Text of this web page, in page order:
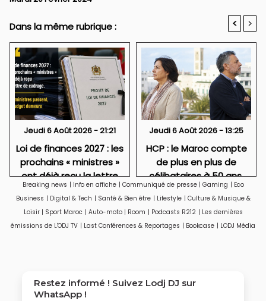
Dans la même rubrique : < >
Jeudi 6 Août 2026 - 21:21
Loi de finances 2027 : les
prochains « ministres »
ont déjà reçu la lettre
de cadrage
Jeudi 6 Août 2026 - 13:25
HCP : le Maroc compte
de plus en plus de
célibataires à 50 ans,
particulièrement des
femmes
Breaking news | Info en affiche | Communiqué de presse | Gaming | Eco
Business | Digital & Tech | Santé & Bien être | Lifestyle | Culture & Musique &
Loisir | Sport Maroc | Auto-moto | Room | Podcasts R212 | Les dernières
émissions de L'ODJ TV | Last Conférences & Reportages | Bookcase | LODJ Média
Restez informé ! Suivez Lodj DJ sur
WhatsApp !